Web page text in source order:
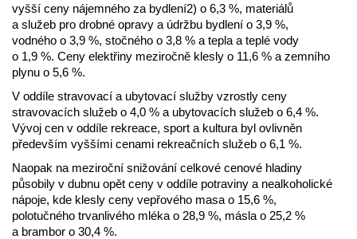
vyšší ceny nájemného za bydlení2) o 6,3 %, materiálů
a služeb pro drobné opravy a údržbu bydlení o 3,9 %,
vodného o 3,9 %, stočného o 3,8 % a tepla a teplé vody
o 1,9 %. Ceny elektřiny meziročně klesly o 11,6 % a zemního
plynu o 5,6 %.
V oddíle stravovací a ubytovací služby vzrostly ceny
stravovacích služeb o 4,0 % a ubytovacích služeb o 6,4 %.
Vývoj cen v oddíle rekreace, sport a kultura byl ovlivněn
především vyššími cenami rekreačních služeb o 6,1 %.
Naopak na meziroční snižování celkové cenové hladiny
působily v dubnu opět ceny v oddíle potraviny a nealkoholické
nápoje, kde klesly ceny vepřového masa o 15,6 %,
polotučného trvanlivého mléka o 28,9 %, másla o 25,2 %
a brambor o 30,4 %.